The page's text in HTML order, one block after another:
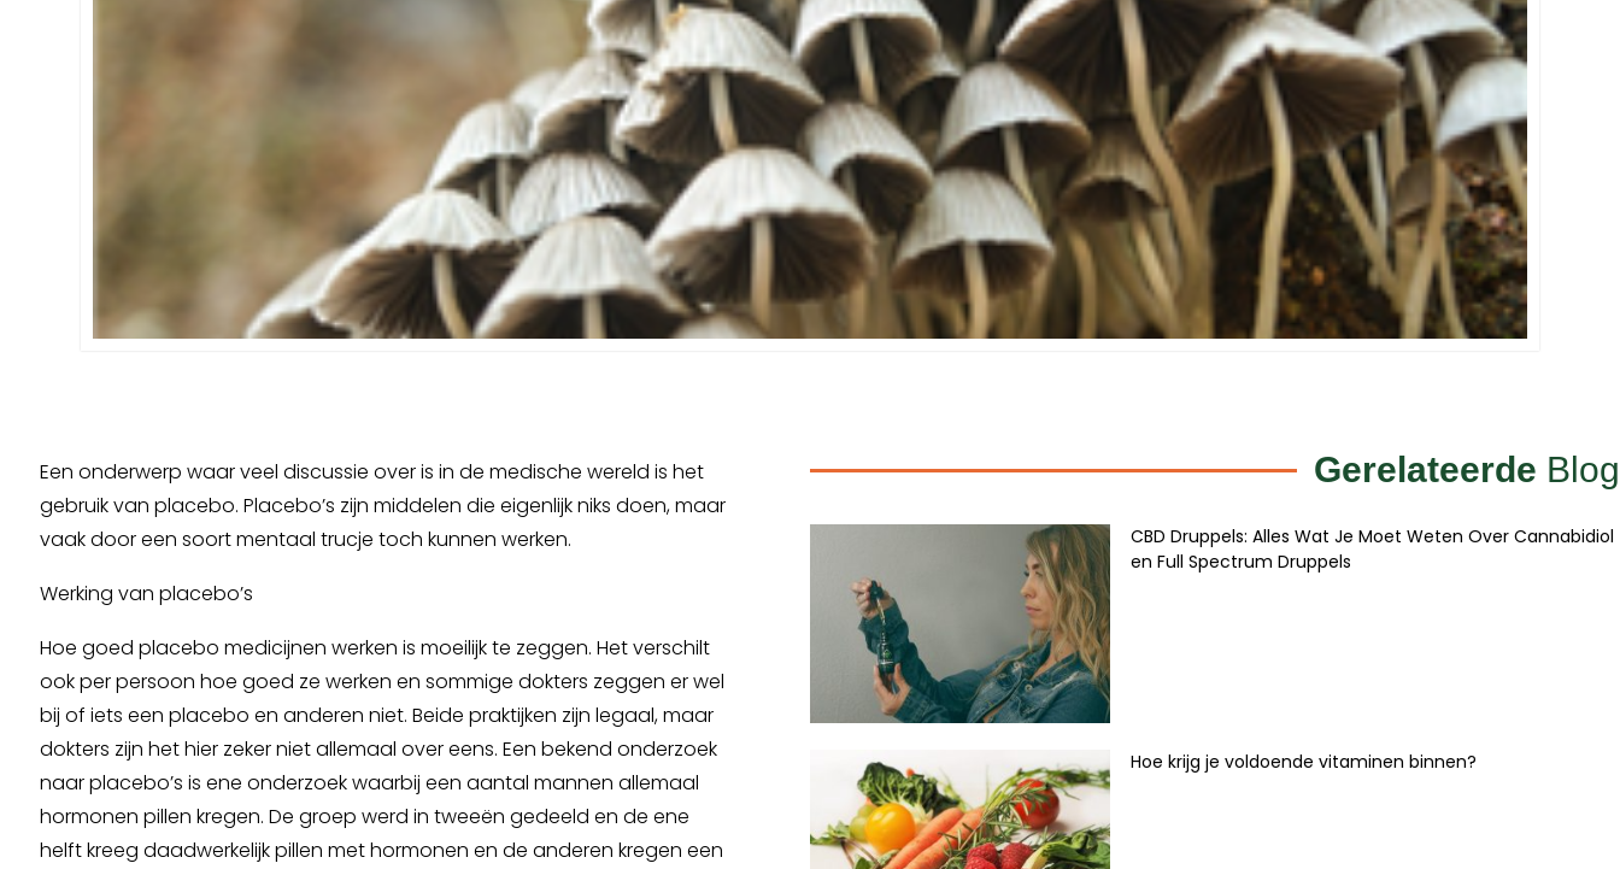
Een onderwerp waar veel discussie over is in de medische wereld is het
gebruik van placebo. Placebo’s zijn middelen die eigenlijk niks doen, maar
vaak door een soort mentaal trucje toch kunnen werken.
Werking van placebo’s
Hoe goed placebo medicijnen werken is moeilijk te zeggen. Het verschilt
ook per persoon hoe goed ze werken en sommige dokters zeggen er wel
bij of iets een placebo en anderen niet. Beide praktijken zijn legaal, maar
dokters zijn het hier zeker niet allemaal over eens. Een bekend onderzoek
naar placebo’s is ene onderzoek waarbij een aantal mannen allemaal
hormonen pillen kregen. De groep werd in tweeën gedeeld en de ene
helft kreeg daadwerkelijk pillen met hormonen en de anderen kregen een
Gerelateerde Blog
CBD Druppels: Alles Wat Je Moet Weten Over Cannabidiol
en Full Spectrum Druppels
Hoe krijg je voldoende vitaminen binnen?